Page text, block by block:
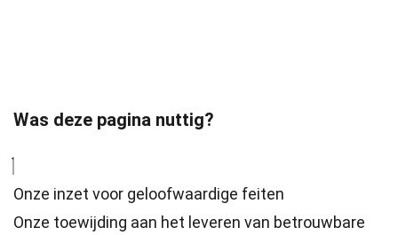
Was deze pagina nuttig?
Onze inzet voor geloofwaardige feiten
Onze toewijding aan het leveren van betrouwbare